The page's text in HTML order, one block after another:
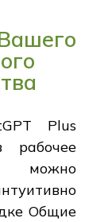
Plus
рабочее
можно
Общие